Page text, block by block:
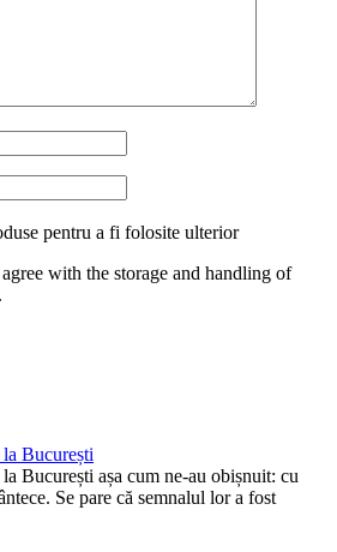
pentru a fi folosite ulterior
with the storage and handling of
București
București așa cum ne-au obișnuit: cu
Se pare că semnalul lor a fost